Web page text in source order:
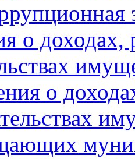
о доходах,
о